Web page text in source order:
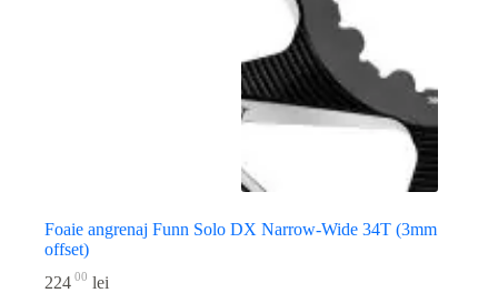
Foaie angrenaj Funn Solo DX Narrow-Wide 34T (3mm
offset)
224 00 lei